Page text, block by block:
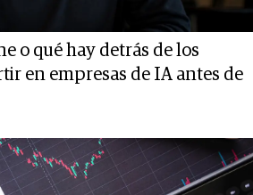
o qué hay detrás de los
en empresas de IA antes de